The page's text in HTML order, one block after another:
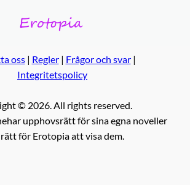
oss| Regler| Frågor och svar|
Integritetspolicy
© 2026. All rights reserved.
upphovsrätt för sina egna noveller
för Erotopia att visa dem.